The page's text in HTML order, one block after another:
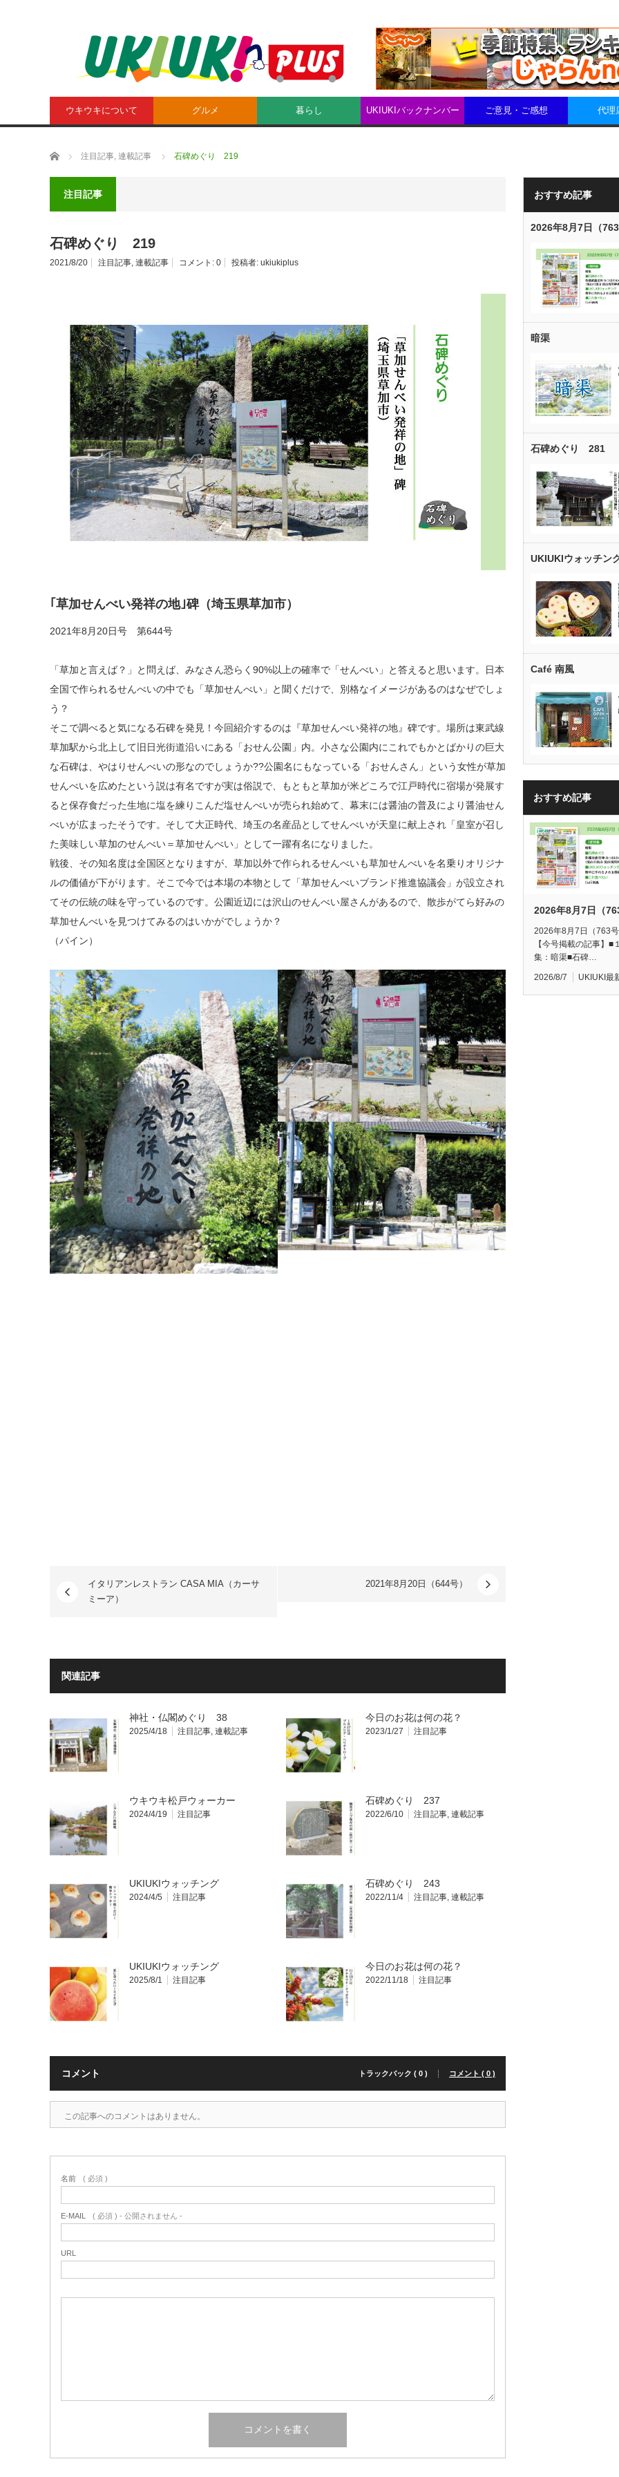
ウキウキについて グルメ 暮らし UKIUKIバックナンバー ご意見・ご感想 代理
ホーム 注目記事, 連載記事 石碑めぐり 219
注目記事
石碑めぐり 219
2021/8/20 注目記事, 連載記事 コメント: 0 投稿者: ukiukiplus
｢草加せんべい発祥の地｣碑（埼玉県草加市）
2021年8月20日号 第644号
「草加と言えば？」と問えば、みなさん恐らく90%以上の確率で「せんべい」と答えると思います。日本
全国で作られるせんべいの中でも「草加せんべい」と聞くだけで、別格なイメージがあるのはなぜでしょ
う？
そこで調べると気になる石碑を発見！今回紹介するのは『草加せんべい発祥の地』碑です。場所は東武線
草加駅から北上して旧日光街道沿いにある「おせん公園」内。小さな公園内にこれでもかとばかりの巨大
な石碑は、やはりせんべいの形なのでしょうか??公園名にもなっている「おせんさん」という女性が草加
せんべいを広めたという説は有名ですが実は俗説で、もともと草加が米どころで江戸時代に宿場が発展す
ると保存食だった生地に塩を練りこんだ塩せんべいが売られ始めて、幕末には醤油の普及により醤油せん
べいが広まったそうです。そして大正時代、埼玉の名産品としてせんべいが天皇に献上され「皇室が召し
た美味しい草加のせんべい＝草加せんべい」として一躍有名になりました。
戦後、その知名度は全国区となりますが、草加以外で作られるせんべいも草加せんべいを名乗りオリジナ
ルの価値が下がります。そこで今では本場の本物として「草加せんべいブランド推進協議会」が設立され
てその伝統の味を守っているのです。公園近辺には沢山のせんべい屋さんがあるので、散歩がてら好みの
草加せんべいを見つけてみるのはいかがでしょうか？
（パイン）
イタリアンレストラン CASA MIA（カーサ
ミーア）
2021年8月20日（644号）
関連記事
神社・仏閣めぐり 38
2025/4/18 注目記事, 連載記事
今日のお花は何の花？
2023/1/27 注目記事
ウキウキ松戸ウォーカー
2024/4/19 注目記事
石碑めぐり 237
2022/6/10 注目記事, 連載記事
UKIUKIウォッチング
2024/4/5 注目記事
石碑めぐり 243
2022/11/4 注目記事, 連載記事
UKIUKIウォッチング
2025/8/1 注目記事
今日のお花は何の花？
2022/11/18 注目記事
コメント トラックバック ( 0 ) コメント ( 0 )
この記事へのコメントはありません。
名前 ( 必須 )
E-MAIL ( 必須 ) - 公開されません -
URL
おすすめ記事
2026年8月7日（763
暗渠
石碑めぐり 281
UKIUKIウォッチン
Café 南風
おすすめ記事
2026年8月7日（
2026年8月7日（763号
【今号掲載の記事】■
集：暗渠■石碑…
2026/8/7 UKIUKI最